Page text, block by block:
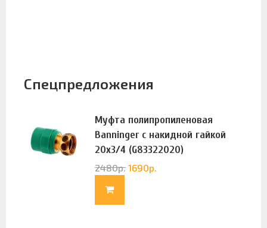
Спецпредложения
Муфта полипропиленовая
Banninger с накидной гайкой
20х3/4 (G83322020)
2480р. 1690р.